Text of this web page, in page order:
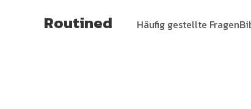
Routined Häufig gestellte Fragen